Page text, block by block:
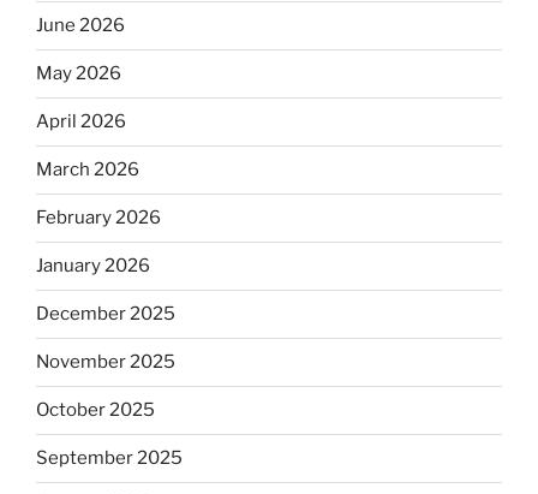
June 2026
May 2026
April 2026
March 2026
February 2026
January 2026
December 2025
November 2025
October 2025
September 2025